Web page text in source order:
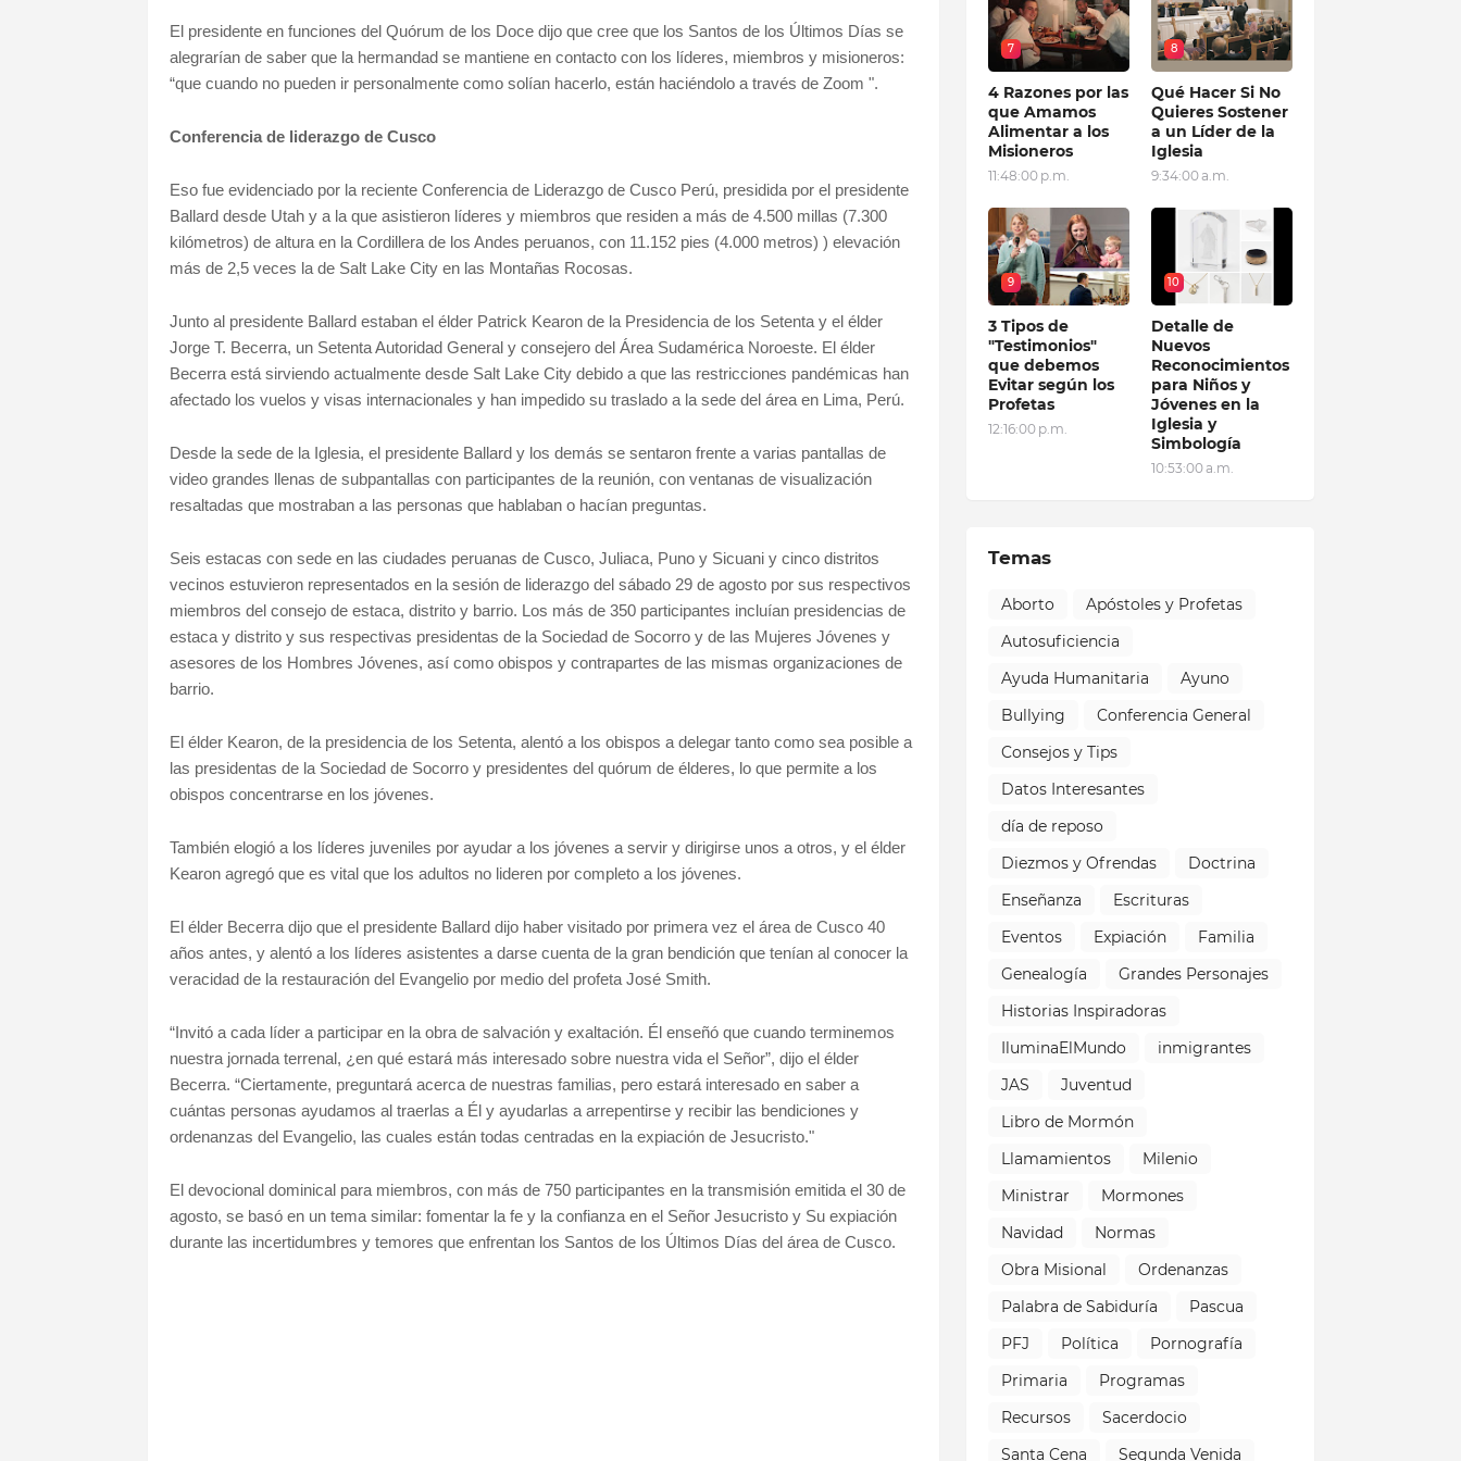
El presidente en funciones del Quórum de los Doce dijo que cree que los Santos de los Últimos Días se
alegrarían de saber que la hermandad se mantiene en contacto con los líderes, miembros y misioneros:
“que cuando no pueden ir personalmente como solían hacerlo, están haciéndolo a través de Zoom ".
Conferencia de liderazgo de Cusco
Eso fue evidenciado por la reciente Conferencia de Liderazgo de Cusco Perú, presidida por el presidente
Ballard desde Utah y a la que asistieron líderes y miembros que residen a más de 4.500 millas (7.300
kilómetros) de altura en la Cordillera de los Andes peruanos, con 11.152 pies (4.000 metros) ) elevación
más de 2,5 veces la de Salt Lake City en las Montañas Rocosas.
Junto al presidente Ballard estaban el élder Patrick Kearon de la Presidencia de los Setenta y el élder
Jorge T. Becerra, un Setenta Autoridad General y consejero del Área Sudamérica Noroeste. El élder
Becerra está sirviendo actualmente desde Salt Lake City debido a que las restricciones pandémicas han
afectado los vuelos y visas internacionales y han impedido su traslado a la sede del área en Lima, Perú.
Desde la sede de la Iglesia, el presidente Ballard y los demás se sentaron frente a varias pantallas de
video grandes llenas de subpantallas con participantes de la reunión, con ventanas de visualización
resaltadas que mostraban a las personas que hablaban o hacían preguntas.
Seis estacas con sede en las ciudades peruanas de Cusco, Juliaca, Puno y Sicuani y cinco distritos
vecinos estuvieron representados en la sesión de liderazgo del sábado 29 de agosto por sus respectivos
miembros del consejo de estaca, distrito y barrio. Los más de 350 participantes incluían presidencias de
estaca y distrito y sus respectivas presidentas de la Sociedad de Socorro y de las Mujeres Jóvenes y
asesores de los Hombres Jóvenes, así como obispos y contrapartes de las mismas organizaciones de
barrio.
El élder Kearon, de la presidencia de los Setenta, alentó a los obispos a delegar tanto como sea posible a
las presidentas de la Sociedad de Socorro y presidentes del quórum de élderes, lo que permite a los
obispos concentrarse en los jóvenes.
También elogió a los líderes juveniles por ayudar a los jóvenes a servir y dirigirse unos a otros, y el élder
Kearon agregó que es vital que los adultos no lideren por completo a los jóvenes.
El élder Becerra dijo que el presidente Ballard dijo haber visitado por primera vez el área de Cusco 40
años antes, y alentó a los líderes asistentes a darse cuenta de la gran bendición que tenían al conocer la
veracidad de la restauración del Evangelio por medio del profeta José Smith.
“Invitó a cada líder a participar en la obra de salvación y exaltación. Él enseñó que cuando terminemos
nuestra jornada terrenal, ¿en qué estará más interesado sobre nuestra vida el Señor”, dijo el élder
Becerra. “Ciertamente, preguntará acerca de nuestras familias, pero estará interesado en saber a
cuántas personas ayudamos al traerlas a Él y ayudarlas a arrepentirse y recibir las bendiciones y
ordenanzas del Evangelio, las cuales están todas centradas en la expiación de Jesucristo."
El devocional dominical para miembros, con más de 750 participantes en la transmisión emitida el 30 de
agosto, se basó en un tema similar: fomentar la fe y la confianza en el Señor Jesucristo y Su expiación
durante las incertidumbres y temores que enfrentan los Santos de los Últimos Días del área de Cusco.
7
4 Razones por las
que Amamos
Alimentar a los
Misioneros
11:48:00 p.m.
8
Qué Hacer Si No
Quieres Sostener
a un Líder de la
Iglesia
9:34:00 a.m.
9
3 Tipos de
"Testimonios"
que debemos
Evitar según los
Profetas
12:16:00 p.m.
10
Detalle de
Nuevos
Reconocimientos
para Niños y
Jóvenes en la
Iglesia y
Simbología
10:53:00 a.m.
Temas
Aborto
Apóstoles y Profetas
Autosuficiencia
Ayuda Humanitaria
Ayuno
Bullying
Conferencia General
Consejos y Tips
Datos Interesantes
día de reposo
Diezmos y Ofrendas
Doctrina
Enseñanza
Escrituras
Eventos
Expiación
Familia
Genealogía
Grandes Personajes
Historias Inspiradoras
IluminaElMundo
inmigrantes
JAS
Juventud
Libro de Mormón
Llamamientos
Milenio
Ministrar
Mormones
Navidad
Normas
Obra Misional
Ordenanzas
Palabra de Sabiduría
Pascua
PFJ
Política
Pornografía
Primaria
Programas
Recursos
Sacerdocio
Santa Cena
Segunda Venida